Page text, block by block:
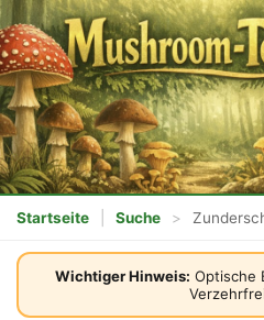
Startseite Suche >
Wichtiger Hinweis: Optische